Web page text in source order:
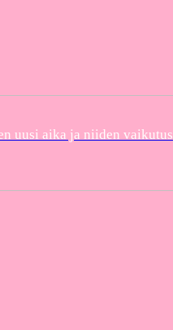
uusi aika ja niiden vaikutus